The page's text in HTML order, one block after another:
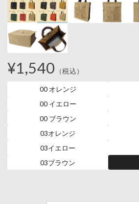
¥1,540 （税込）
00 オレンジ
00 イエロー
00 ブラウン
03オレンジ
03イエロー
03ブラウン